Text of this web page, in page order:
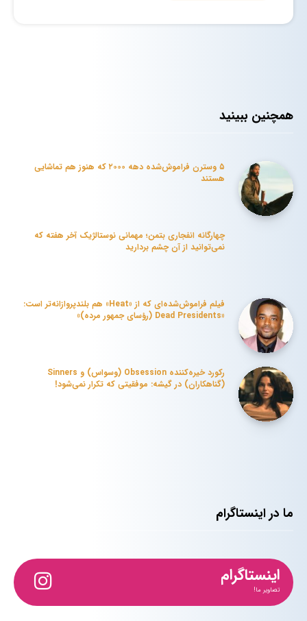
همچنین ببینید
۵ وسترن فراموش‌شده دهه ۲۰۰۰ که هنوز هم تماشایی
هستند
چهارگانه انفجاری بتمن؛ مهمانی نوستالژیک آخر هفته که
نمی‌توانید از آن چشم بردارید
فیلم فراموش‌شده‌ای که از «Heat» هم بلندپروازانه‌تر است:
«Dead Presidents (رؤسای جمهور مرده)»
رکورد خیره‌کننده Obsession (وسواس) و Sinners
(گناهکاران) در گیشه: موفقیتی که تکرار نمی‌شود!
ما در اینستاگرام
اینستاگرام
تصاویر ما!